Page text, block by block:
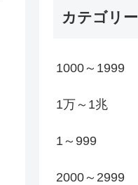
カテゴリー
1000～1999
1万～1兆
1～999
2000～2999